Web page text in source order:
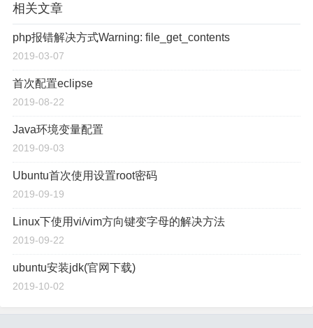
相关文章
php报错解决方式Warning: file_get_contents
2019-03-07
首次配置eclipse
2019-08-22
Java环境变量配置
2019-09-03
Ubuntu首次使用设置root密码
2019-09-19
Linux下使用vi/vim方向键变字母的解决方法
2019-09-22
ubuntu安装jdk(官网下载)
2019-10-02